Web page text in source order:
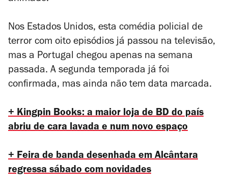
Nos Estados Unidos, esta comédia policial de
terror com oito episódios já passou na televisão,
mas a Portugal chegou apenas na semana
passada. A segunda temporada já foi
confirmada, mas ainda não tem data marcada.
+ Kingpin Books: a maior loja de BD do país
abriu de cara lavada e num novo espaço
+ Feira de banda desenhada em Alcântara
regressa sábado com novidades